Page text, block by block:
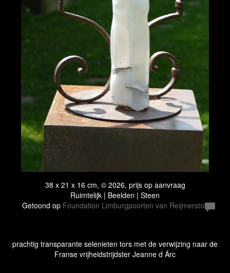
38 x 21 x 16 cm, © 2026, prijs op aanvraag
Ruimtelijk | Beelden | Steen
Getoond op Foundation Limburgpoorten van Reijmerstok
prachtig transparante selenieten tors met de verwijzing naar de
Franse vrijheidstrijdster Jeanne d Árc